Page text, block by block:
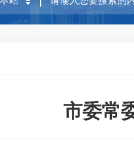
市委常